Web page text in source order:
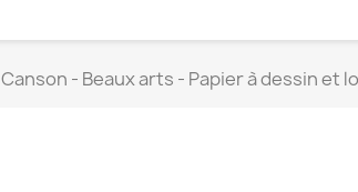
Canson - Beaux arts - Papier à dessin et